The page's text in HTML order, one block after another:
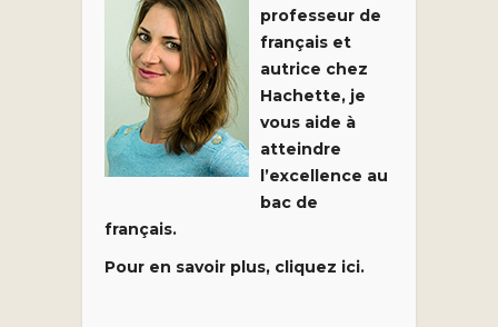
professeur de
français et
autrice chez
Hachette, je
vous aide à
atteindre
l’excellence au
bac de
français.
Pour en savoir plus, cliquez ici.